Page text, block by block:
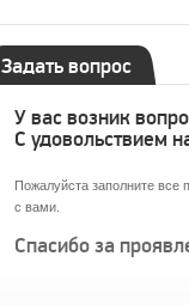
Задать вопрос
У вас возник
С удовольствием
Пожалуйста заполните все
с вами.
Спасибо за